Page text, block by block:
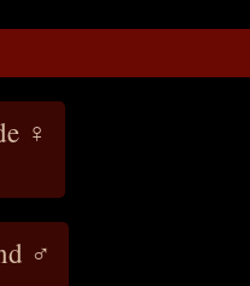
♀
♂